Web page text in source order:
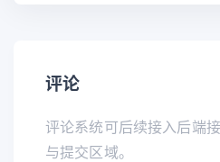
评论
评论系统可后续接入后端
与提交区域。